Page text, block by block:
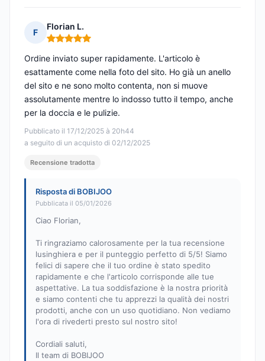
F
Florian L.
Nota: 5 su 5
Pubblicato il 17/12/2025 à 20h44
a seguito di un acquisto di 02/12/2025
Ordine inviato super rapidamente. L'articolo è
esattamente come nella foto del sito. Ho già un anello
del sito e ne sono molto contenta, non si muove
assolutamente mentre lo indosso tutto il tempo, anche
per la doccia e le pulizie.
Recensione tradotta
Risposta di BOBIJOO
Pubblicata il 05/01/2026
Ciao Florian,
Ti ringraziamo calorosamente per la tua recensione
lusinghiera e per il punteggio perfetto di 5/5! Siamo
felici di sapere che il tuo ordine è stato spedito
rapidamente e che l'articolo corrisponde alle tue
aspettative. La tua soddisfazione è la nostra priorità
e siamo contenti che tu apprezzi la qualità dei nostri
prodotti, anche con un uso quotidiano. Non vediamo
l'ora di rivederti presto sul nostro sito!
Cordiali saluti,
Il team di BOBIJOO